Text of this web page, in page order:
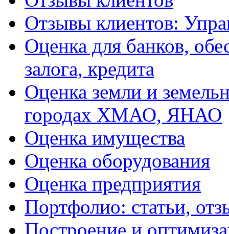
Отзывы клиентов:
Оценка для банков,
залога, кредита
Оценка земли и
городах ХМАО, ЯНАО
Оценка имущества
Оценка оборудования
Оценка предприятия
Портфолио: статьи,
Построение и